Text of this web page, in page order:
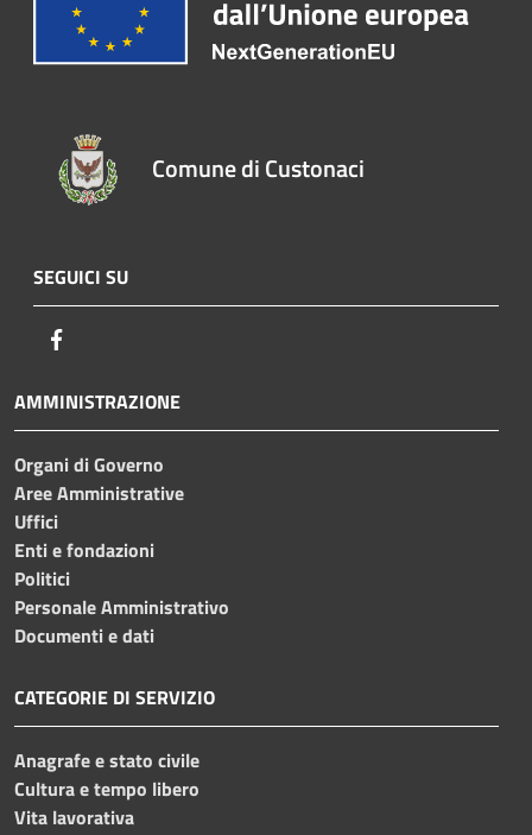
Comune di Custonaci
SEGUICI SU
AMMINISTRAZIONE
Organi di Governo
Aree Amministrative
Uffici
Enti e fondazioni
Politici
Personale Amministrativo
Documenti e dati
CATEGORIE DI SERVIZIO
Anagrafe e stato civile
Cultura e tempo libero
Vita lavorativa